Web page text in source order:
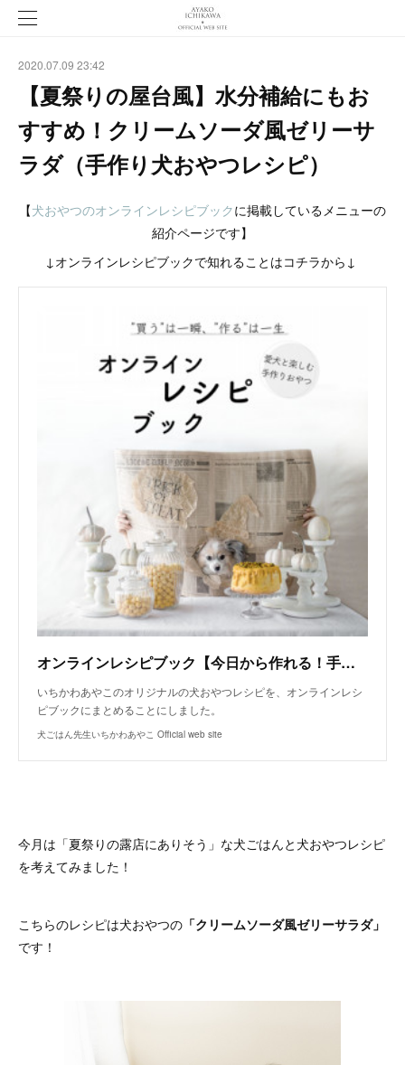
2020.07.09 23:42
【夏祭りの屋台風】水分補給にもお
すすめ！クリームソーダ風ゼリーサ
ラダ（手作り犬おやつレシピ）
【犬おやつのオンラインレシピブックに掲載しているメニューの
紹介ページです】
↓オンラインレシピブックで知れることはコチラから↓
オンラインレシピブック【今日から作れる！手作り犬おやつレシピ】
いちかわあやこのオリジナルの犬おやつレシピを、オンラインレシ
ピブックにまとめることにしました。
犬ごはん先生いちかわあやこ Official web site
今月は「夏祭りの露店にありそう」な犬ごはんと犬おやつレシピ
を考えてみました！
こちらのレシピは犬おやつの 「クリームソーダ風ゼリーサラダ」
です！